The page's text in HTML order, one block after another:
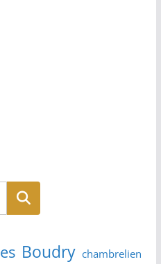
Rechercher
Boudry chambrelien